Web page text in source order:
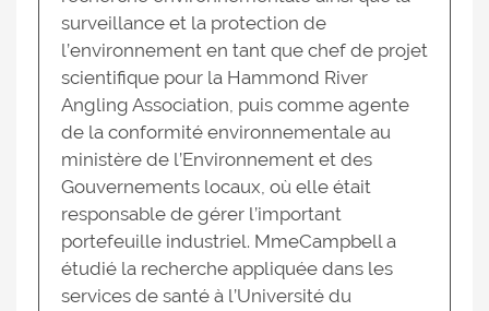
surveillance et la protection de
l’environnement en tant que chef de projet
scientifique pour la Hammond River
Angling Association, puis comme agente
de la conformité environnementale au
ministère de l’Environnement et des
Gouvernements locaux, où elle était
responsable de gérer l’important
portefeuille industriel. MmeCampbell a
étudié la recherche appliquée dans les
services de santé à l’Université du